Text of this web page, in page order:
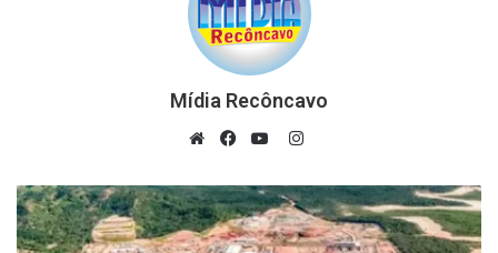
Mídia Recôncavo
Instagram